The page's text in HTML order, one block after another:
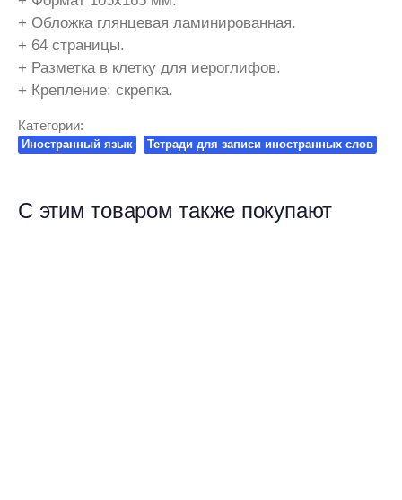
+ Обложка глянцевая ламинированная.
+ 64 страницы.
+ Разметка в клетку для иероглифов.
+ Крепление: скрепка.
Категории:
Иностранный язык Тетради для записи иностранных слов
С этим товаром также покупают